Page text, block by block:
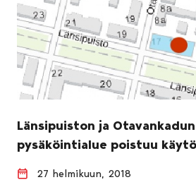
Länsipuiston ja
pysäköintialue poistuu
27 helmikuun, 2018